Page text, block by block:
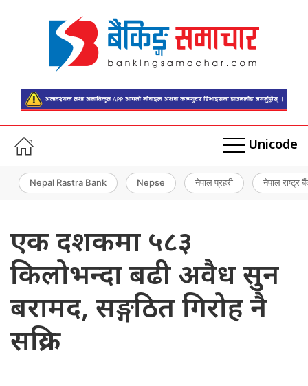
Unicode
Nepal Rastra Bank Nepse नेपाल प्रहरी नेपाल राष्ट्र
एक दशकमा ५८३
किलोभन्दा बढी अवैध सुन
बरामद, सङ्गठित गिरोह नै
सक्रिय